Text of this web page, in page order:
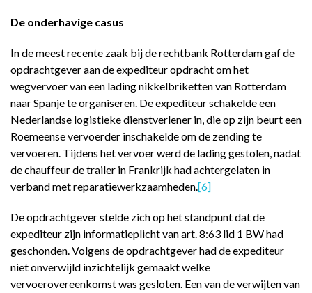
De onderhavige casus
In de meest recente zaak bij de rechtbank Rotterdam gaf de
opdrachtgever aan de expediteur opdracht om het
wegvervoer van een lading nikkelbriketten van Rotterdam
naar Spanje te organiseren. De expediteur schakelde een
Nederlandse logistieke dienstverlener in, die op zijn beurt een
Roemeense vervoerder inschakelde om de zending te
vervoeren. Tijdens het vervoer werd de lading gestolen, nadat
de chauffeur de trailer in Frankrijk had achtergelaten in
verband met reparatiewerkzaamheden.[6]
De opdrachtgever stelde zich op het standpunt dat de
expediteur zijn informatieplicht van art. 8:63 lid 1 BW had
geschonden. Volgens de opdrachtgever had de expediteur
niet onverwijld inzichtelijk gemaakt welke
vervoerovereenkomst was gesloten. Een van de verwijten van